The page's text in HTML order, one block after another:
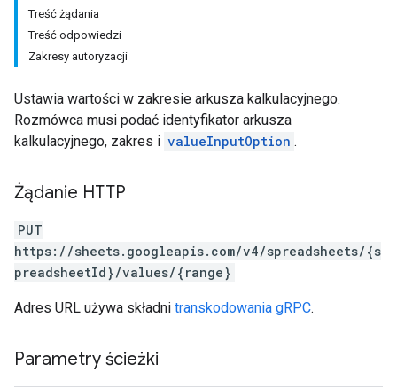
Treść żądania
Treść odpowiedzi
Zakresy autoryzacji
Ustawia wartości w zakresie arkusza kalkulacyjnego.
Rozmówca musi podać identyfikator arkusza
kalkulacyjnego, zakres i valueInputOption .
Żądanie HTTP
PUT
https://sheets.googleapis.com/v4/spreadsheets/{s
preadsheetId}/values/{range}
Adres URL używa składni transkodowania gRPC.
Parametry ścieżki